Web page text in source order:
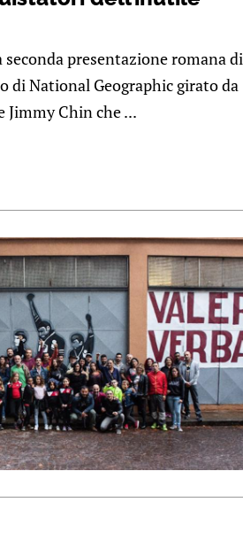
presentazione romana di
di National Geographic girato da
Jimmy Chin che ...